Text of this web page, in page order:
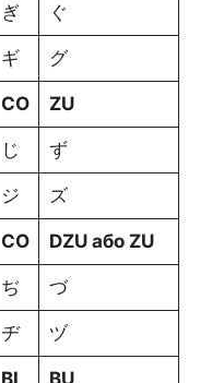
ぎ ぐ
ギ グ
СО ZU
じ ず
ジ ズ
СО DZU або ZU
ぢ づ
ヂ ヅ
BI BU